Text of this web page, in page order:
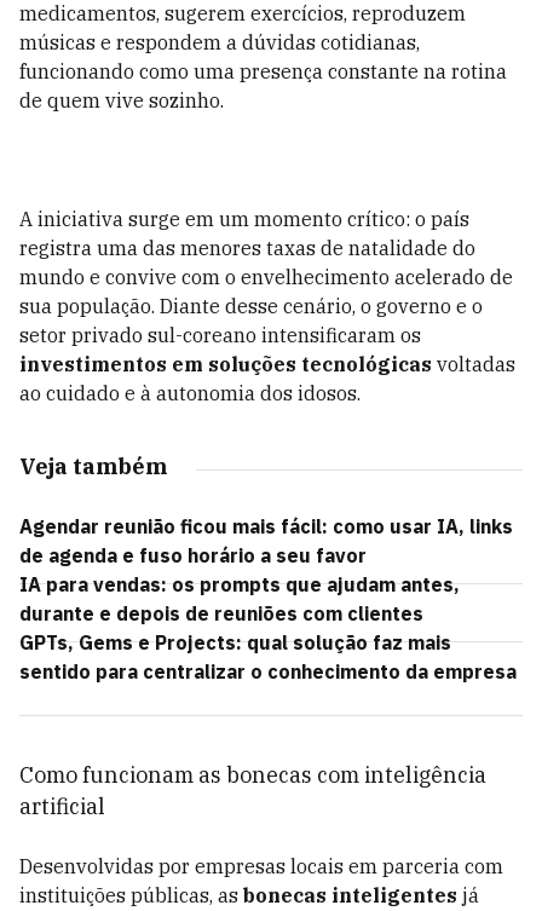
medicamentos, sugerem exercícios, reproduzem
músicas e respondem a dúvidas cotidianas,
funcionando como uma presença constante na rotina
de quem vive sozinho.
A iniciativa surge em um momento crítico: o país
registra uma das menores taxas de natalidade do
mundo e convive com o envelhecimento acelerado de
sua população. Diante desse cenário, o governo e o
setor privado sul-coreano intensificaram os
investimentos em soluções tecnológicas voltadas
ao cuidado e à autonomia dos idosos.
Veja também
Agendar reunião ficou mais fácil: como usar IA, links
de agenda e fuso horário a seu favor
IA para vendas: os prompts que ajudam antes,
durante e depois de reuniões com clientes
GPTs, Gems e Projects: qual solução faz mais
sentido para centralizar o conhecimento da empresa
Como funcionam as bonecas com inteligência
artificial
Desenvolvidas por empresas locais em parceria com
instituições públicas, as bonecas inteligentes já